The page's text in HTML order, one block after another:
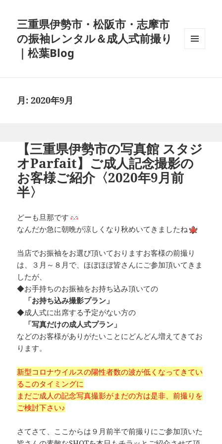
三重県伊勢市・松阪市・志摩市
の振袖レンタル＆成人式前撮り
｜松葉Blog
月:2020年9月
【三重県伊勢市の写真館 スタジ
オParfait】ご成人記念撮影の
お客様ご紹介〈2020年9月前
半〉
どーも旦那です
なんだか急に朝晩が涼しくなり秋めいてきましたね
当店でお振袖をお選び頂いておりますお客様の前撮り
は、３月～８月で、ほぼほぼ皆さんにご参加頂いてきま
したが、
◆お手持ちのお振袖をお持ち込み頂いての
「お持ち込み撮影プラン」
◆成人式に出席する予定がない方の
「写真だけの成人式プラン」
などのお客様がありがたいことにどんどん増えてきてお
ります。
新型コロナウイルスの陽性者数の波が低くなってきてい
るこのタイミングに
まだご成人の記念写真撮影がまだの方は是非、前撮りを
ご検討下さい♪
さてさて、ここからは９月前半で前撮りにご参加頂いた